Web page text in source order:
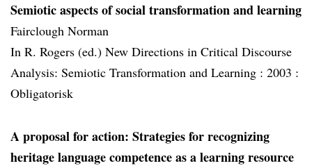
Semiotic aspects of social transformation and learning
Fairclough Norman
In R. Rogers (ed.) New Directions in Critical Discourse
Analysis: Semiotic Transformation and Learning : 2003 :
Obligatorisk
A proposal for action: Strategies for recognizing
heritage language competence as a learning resource